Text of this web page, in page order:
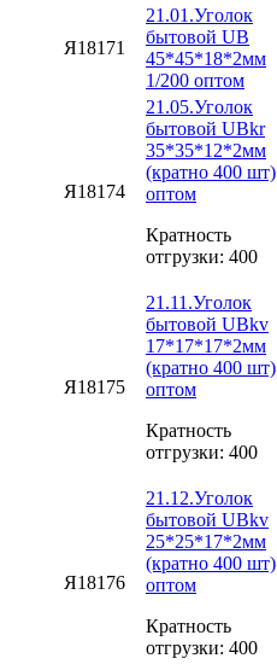
Я18171
21.01.Уголок
бытовой UB
45*45*18*2мм
1/200 оптом
Я18174
21.05.Уголок
бытовой UBkr
35*35*12*2мм
(кратно 400 шт)
оптом
Кратность
отгрузки: 400
Я18175
21.11.Уголок
бытовой UBkv
17*17*17*2мм
(кратно 400 шт)
оптом
Кратность
отгрузки: 400
Я18176
21.12.Уголок
бытовой UBkv
25*25*17*2мм
(кратно 400 шт)
оптом
Кратность
отгрузки: 400